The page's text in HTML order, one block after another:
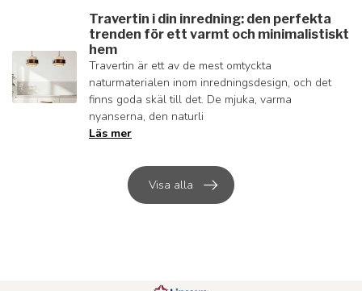
Travertin i din inredning: den perfekta
trenden för ett varmt och minimalistiskt
hem
Travertin är ett av de mest omtyckta
naturmaterialen inom inredningsdesign, och det
finns goda skäl till det. De mjuka, varma
nyanserna, den naturli
Läs mer
Visa alla